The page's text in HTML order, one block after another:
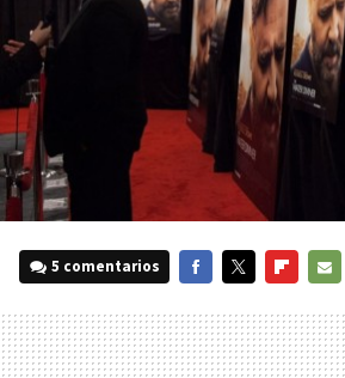
5 comentarios
MAIL